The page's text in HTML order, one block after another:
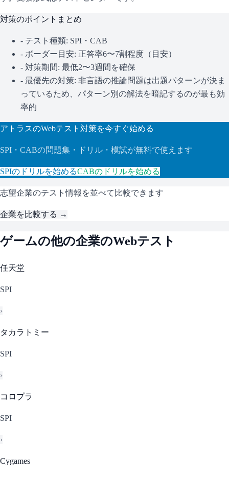
対策のポイントまとめ
- テスト種類: SPI・CAB
- ボーダー目安: 正答率6〜7割程度（目安）
- 対策期間: 最低2〜3週間を確保
- 最優先の対策: 非言語の推論問題は出題パターンが決ま
っているため、パターン別の解法を暗記するのが最も効
率的
アトラスのWebテスト対策を今すぐ始める
SPI・CABの問題集・ドリル・模試が無料で使えます
SPIのドリルを始めるCABのドリルを始める
志望企業のテスト情報を並べて比較できます
企業を比較する →
ゲームの他の企業のWebテスト
任天堂
SPI
›
タカラトミー
SPI
›
コロプラ
SPI
›
Cygames